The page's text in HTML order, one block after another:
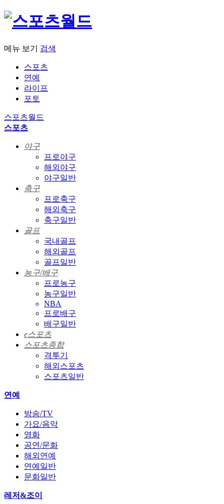
메뉴 보기 검색
스포츠
연예
라이프
포토
스포츠월드
스포츠
야구
프로야구
해외야구
야구일반
축구
프로축구
해외축구
축구일반
골프
국내골프
해외골프
골프일반
농구/배구
프로농구
농구일반
NBA
프로배구
배구일반
e스포츠
스포츠종합
격투기
해외스포츠
스포츠일반
연예
방송/TV
가요/음악
영화
공연/문화
해외연예
연예일반
문화일반
레저&조이